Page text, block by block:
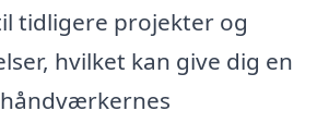
tidligere projekter og
hvilket kan give dig en